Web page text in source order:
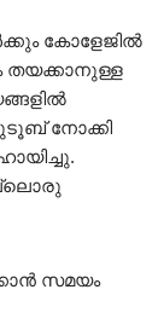
കോളേജിൽ
തയക്കാനുള്ള
നോക്കി
സമയം